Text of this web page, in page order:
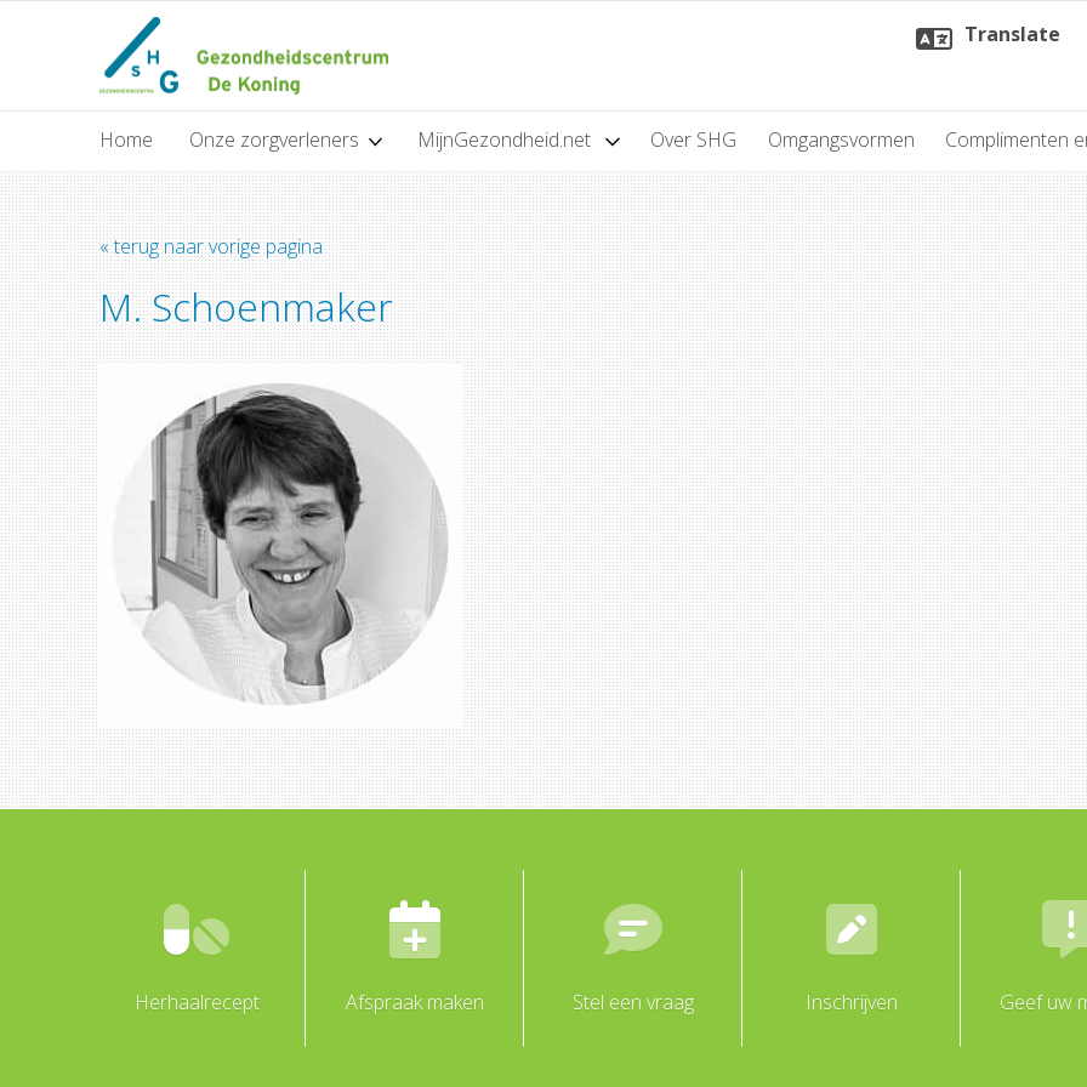
Translate
Home Onze zorgverleners MijnGezondheid.net Over SHG Omgangsvormen Complimenten
« terug naar vorige pagina
M. Schoenmaker
Herhaalrecept Afspraak maken Stel een vraag Inschrijven Geef uw